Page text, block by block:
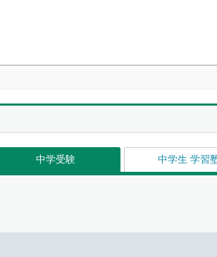
中学受験 中学生 学習